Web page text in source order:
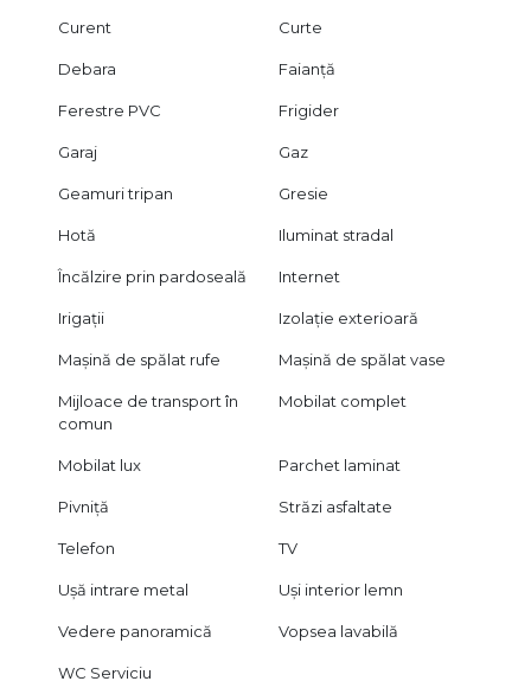
Curent Curte
Debara Faianță
Ferestre PVC Frigider
Garaj Gaz
Geamuri tripan Gresie
Hotă Iluminat stradal
Încălzire prin pardoseală Internet
Irigații Izolație exterioară
Mașină de spălat rufe Mașină de spălat vase
Mijloace de transport în
comun
Mobilat complet
Mobilat lux Parchet laminat
Pivniță Străzi asfaltate
Telefon TV
Ușă intrare metal Uși interior lemn
Vedere panoramică Vopsea lavabilă
WC Serviciu